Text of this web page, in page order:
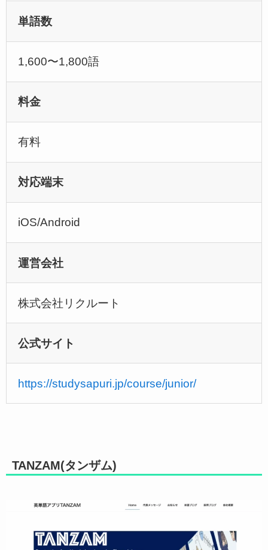
単語数
1,600〜1,800語
料金
有料
対応端末
iOS/Android
運営会社
株式会社リクルート
公式サイト
https://studysapuri.jp/course/junior/
TANZAM(タンザム)